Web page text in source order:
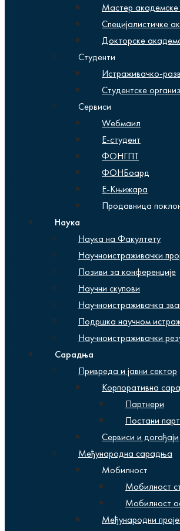
Мастер академске
Специјалистичке
Докторске
Студенти
Истраживачко-
Студентске
Сервиси
Wебмаил
Е-студент
ФОНГПТ
ФОНБоард
Е-Књижара
Продавница
Наука
Наука на Факултету
Научноистраживачки
Позиви за конференције
Научни скупови
Научноистраживачка
Подршка научном
Научноистраживачки
Сарадња
Привреда и јавни сектор
Корпоративна
Партнери
Постани
Сервиси и догађаји
Међународна сарадња
Мобилност
Мобилност
Мобилност
Међународни